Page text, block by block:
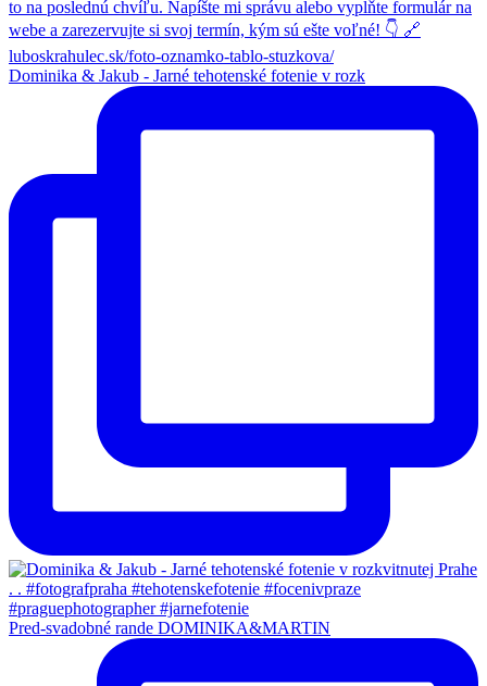
Dominika & Jakub - Jarné tehotenské fotenie v rozk
Pred-svadobné rande DOMINIKA&MARTIN